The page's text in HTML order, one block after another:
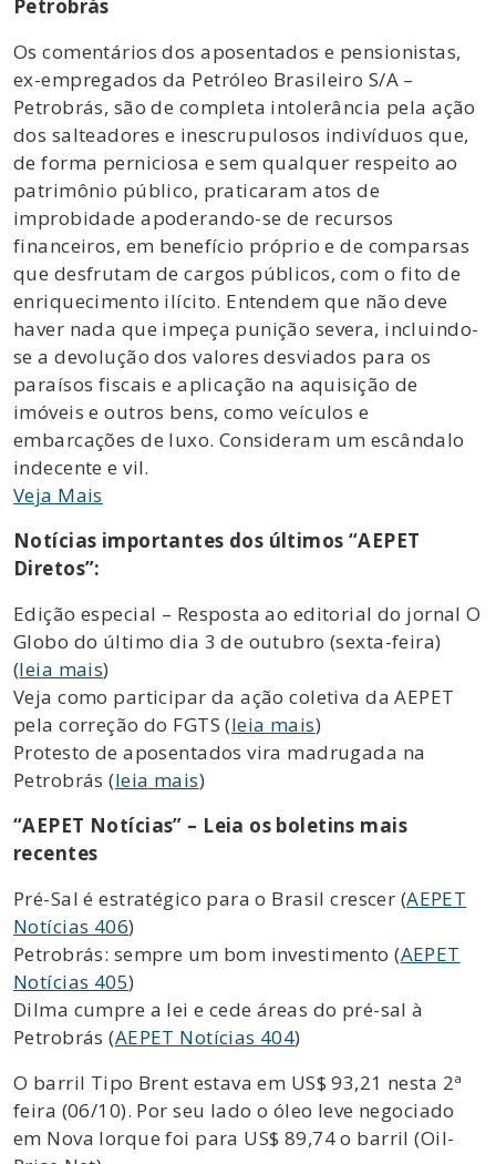
Petrobrás
Os comentários dos aposentados e pensionistas,
ex-empregados da Petróleo Brasileiro S/A –
Petrobrás, são de completa intolerância pela ação
dos salteadores e inescrupulosos indivíduos que,
de forma perniciosa e sem qualquer respeito ao
patrimônio público, praticaram atos de
improbidade apoderando-se de recursos
financeiros, em benefício próprio e de comparsas
que desfrutam de cargos públicos, com o fito de
enriquecimento ilícito. Entendem que não deve
haver nada que impeça punição severa, incluindo-
se a devolução dos valores desviados para os
paraísos fiscais e aplicação na aquisição de
imóveis e outros bens, como veículos e
embarcações de luxo. Consideram um escândalo
indecente e vil.
Veja Mais
Notícias importantes dos últimos “AEPET
Diretos”:
Edição especial – Resposta ao editorial do jornal O
Globo do último dia 3 de outubro (sexta-feira)
(leia mais)
Veja como participar da ação coletiva da AEPET
pela correção do FGTS (leia mais)
Protesto de aposentados vira madrugada na
Petrobrás (leia mais)
“AEPET Notícias” – Leia os boletins mais
recentes
Pré-Sal é estratégico para o Brasil crescer (AEPET
Notícias 406)
Petrobrás: sempre um bom investimento (AEPET
Notícias 405)
Dilma cumpre a lei e cede áreas do pré-sal à
Petrobrás (AEPET Notícias 404)
O barril Tipo Brent estava em US$ 93,21 nesta 2ª
feira (06/10). Por seu lado o óleo leve negociado
em Nova Iorque foi para US$ 89,74 o barril (Oil-